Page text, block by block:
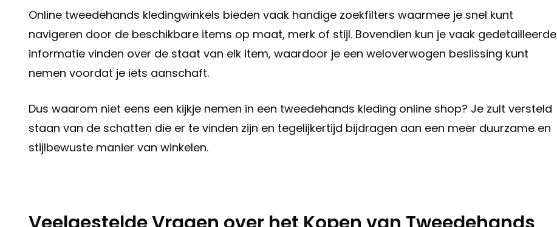
Online tweedehands kledingwinkels bieden vaak handige zoekfilters waarmee je snel kunt
navigeren door de beschikbare items op maat, merk of stijl. Bovendien kun je vaak gedetailleerde
informatie vinden over de staat van elk item, waardoor je een weloverwogen beslissing kunt
nemen voordat je iets aanschaft.
Dus waarom niet eens een kijkje nemen in een tweedehands kleding online shop? Je zult versteld
staan van de schatten die er te vinden zijn en tegelijkertijd bijdragen aan een meer duurzame en
stijlbewuste manier van winkelen.